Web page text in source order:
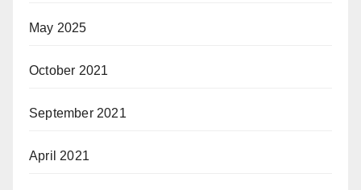
May 2025
October 2021
September 2021
April 2021